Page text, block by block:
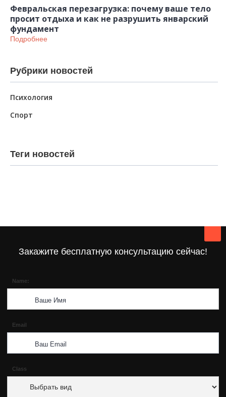
Февральская перезагрузка: почему ваше тело
просит отдыха и как не разрушить январский
фундамент
Подробнее
Рубрики новостей
Психология
Спорт
Теги новостей
Закажите бесплатную консультацию сейчас!
Name:
Email
Class